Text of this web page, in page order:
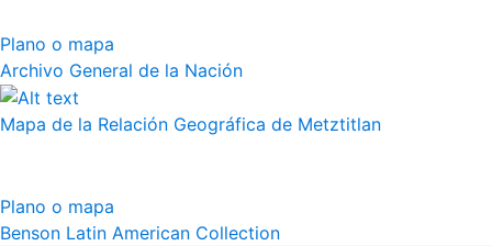
Plano o mapa
Archivo General de la Nación
Mapa de la Relación Geográfica de Metztitlan
Plano o mapa
Benson Latin American Collection